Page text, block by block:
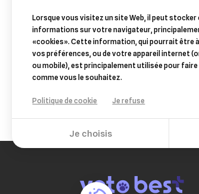
BOIRON
traumasedyl 1 litre solution
buvable pour traumatismes
58,99 €
Ajouter au panier
Lorsque vous visitez un site Web, il peut stocker
informations sur votre navigateur,
«cookies». Cette information, qui pourrait être
vos préférences, ou de votre appareil internet
ou mobile), est principalement utilisée pour
comme vous le souhaitez.
Politique de cookie Je refuse
Je choisis